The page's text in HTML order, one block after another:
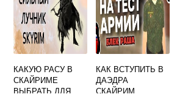
КАКУЮ РАСУ В
СКАЙРИМЕ
ВЫБРАТЬ ДЛЯ
КАК ВСТУПИТЬ В
ДАЭДРА
СКАЙРИМ